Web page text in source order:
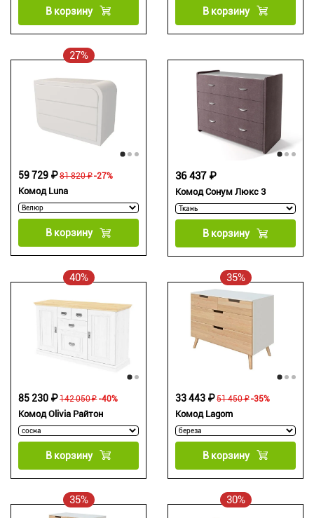
В корзину В корзину
27%
Комод Luna
81 820 ₽
59 729 ₽ -27%
В корзину
Комод Сонум Люкс 3
36 437 ₽
В корзину
40%
Комод Olivia Райтон
142 050 ₽
85 230 ₽ -40%
В корзину
35%
Комод Lagom
51 450 ₽
33 443 ₽ -35%
В корзину
35% 30%